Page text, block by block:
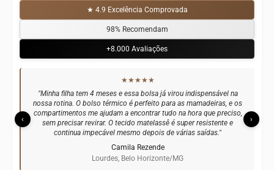
★ 4.9 Excelência Comprovada
98% Recomendam
+8.000 Avaliações
‹ ›
★★★★★
"Minha filha tem 4 meses e essa bolsa já virou indispensável na
nossa rotina. O bolso térmico é perfeito para as mamadeiras, e os
compartimentos me ajudam a encontrar tudo na hora que preciso,
sem precisar revirar. O tecido matelassê é super resistente e
continua impecável mesmo depois de várias saídas."
Camila Rezende
Lourdes, Belo Horizonte/MG